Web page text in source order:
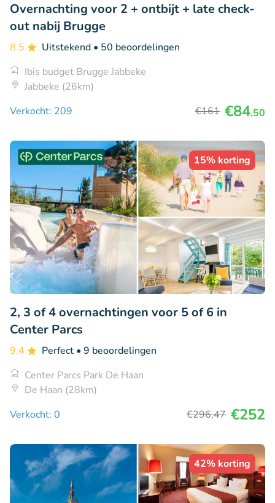
Overnachting voor 2 + ontbijt + late check-
out nabij Brugge
8.5 Uitstekend • 50 beoordelingen
Ibis budget Brugge Jabbeke
Jabbeke (26km)
Verkocht: 209
€161 €84,50
15% korting
2, 3 of 4 overnachtingen voor 5 of 6 in
Center Parcs
9.4 Perfect • 9 beoordelingen
Center Parcs Park De Haan
De Haan (28km)
Verkocht: 0
€296,47 €252
42% korting